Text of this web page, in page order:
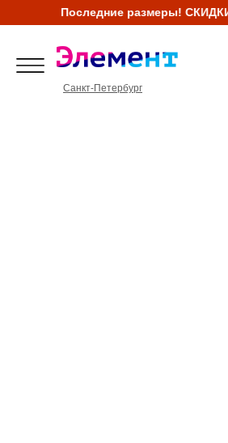
Последние размеры!
Санкт-Петербург